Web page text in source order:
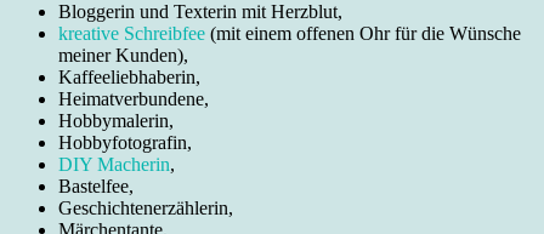
Bloggerin und Texterin mit Herzblut,
kreative Schreibfee (mit einem offenen Ohr für die Wünsche
meiner Kunden),
Kaffeeliebhaberin,
Heimatverbundene,
Hobbymalerin,
Hobbyfotografin,
DIY Macherin,
Bastelfee,
Geschichtenerzählerin,
Märchentante,